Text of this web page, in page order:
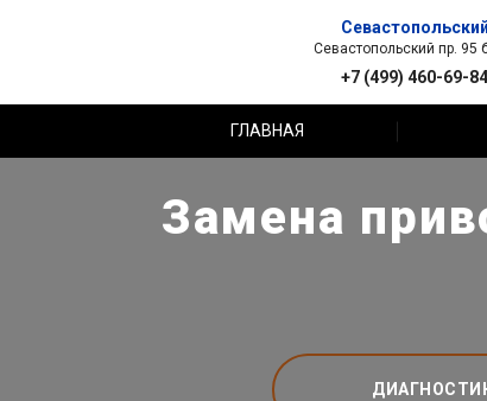
Севастопольский
Севастопольский пр. 95
+7 (499) 460-69-84
ГЛАВНАЯ
Замена